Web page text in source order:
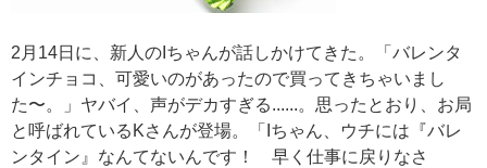
2月14日に、新人のIちゃんが話しかけてきた。「バレンタ
インチョコ、可愛いのがあったので買ってきちゃいまし
た〜。」ヤバイ、声がデカすぎる......。思ったとおり、お局
と呼ばれているKさんが登場。「Iちゃん、ウチには『バレ
ンタイン』なんてないんです！ 早く仕事に戻りなさ